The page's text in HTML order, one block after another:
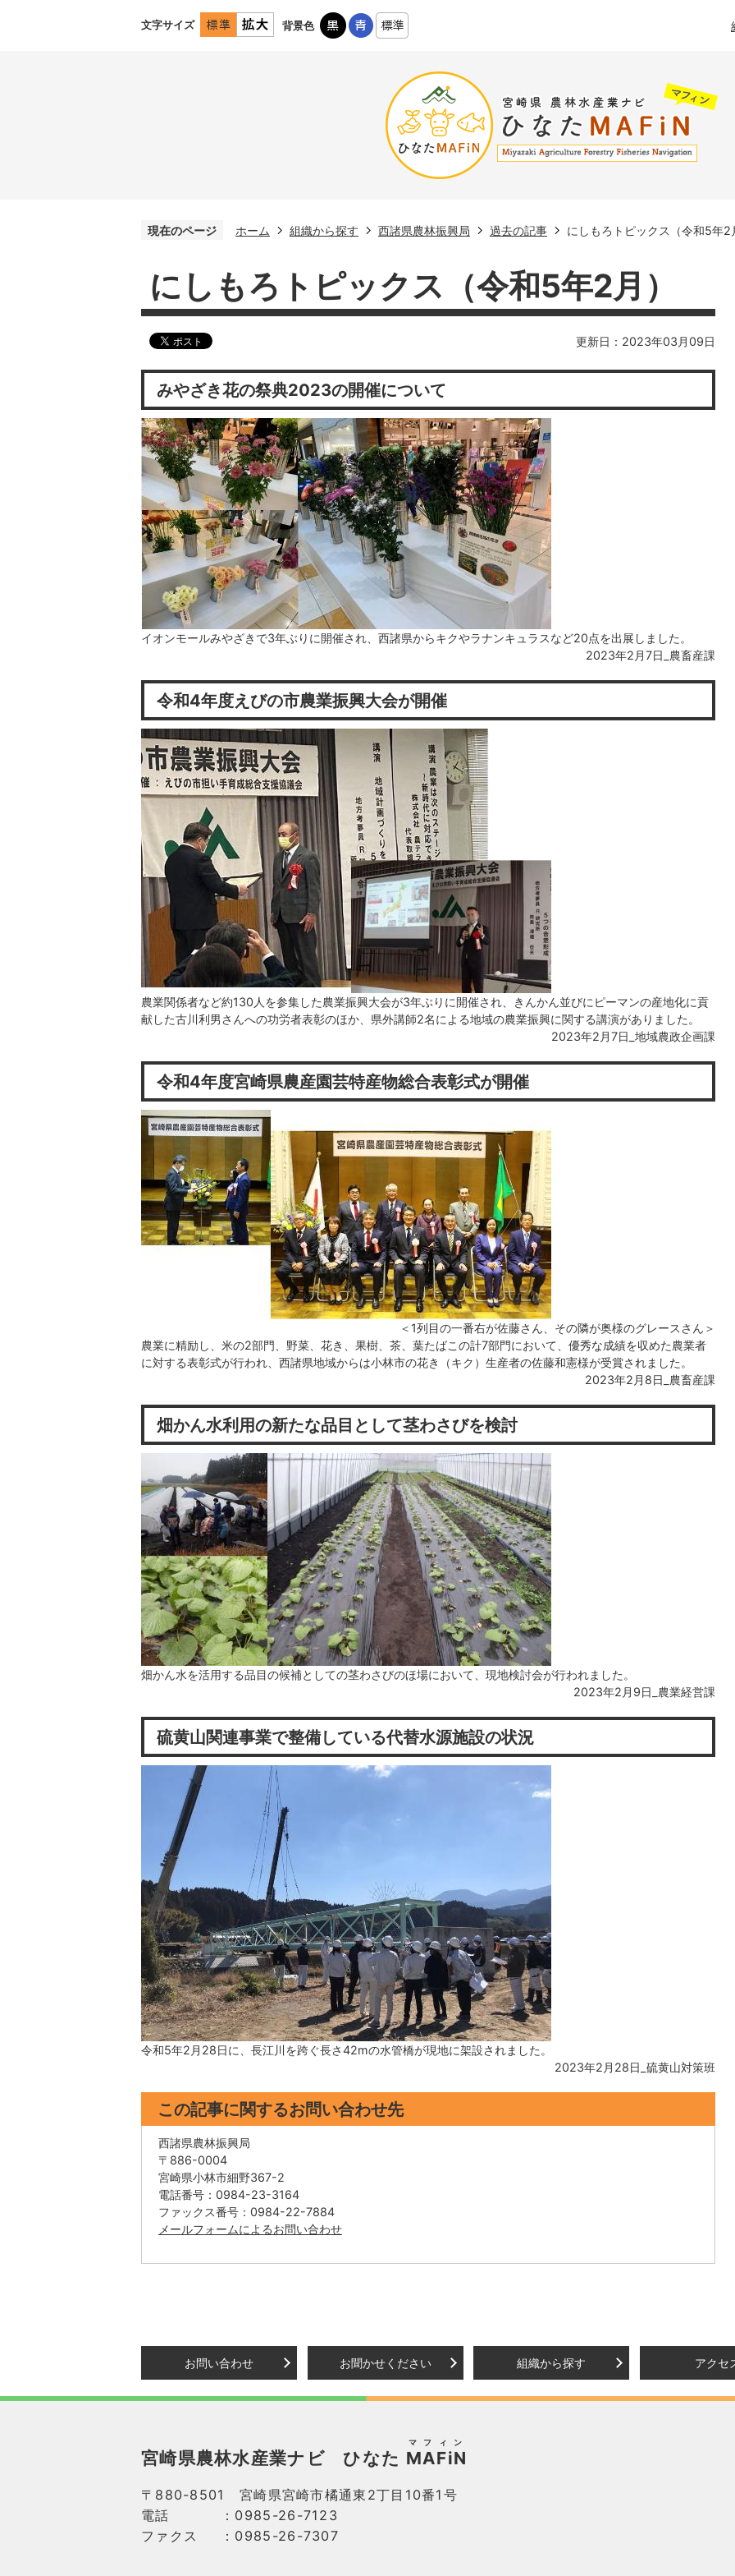
文字サイズ 背景色
現在のページ ホーム 組織から探す 西諸県農林振興局 過去の記事 にしもろトピックス（令和5年2
にしもろトピックス（令和5年2月）
更新日：2023年03月09日
みやざき花の祭典2023の開催について
イオンモールみやざきで3年ぶりに開催され、西諸県からキクやラナンキュラスなど20点を出展しました。
2023年2月7日_農畜産課
令和4年度えびの市農業振興大会が開催
農業関係者など約130人を参集した農業振興大会が3年ぶりに開催され、きんかん並びにピーマンの産地化に貢
献した古川利男さんへの功労者表彰のほか、県外講師2名による地域の農業振興に関する講演がありました。
2023年2月7日_地域農政企画課
令和4年度宮崎県農産園芸特産物総合表彰式が開催
＜1列目の一番右が佐藤さん、その隣が奥様のグレースさん＞
農業に精励し、米の2部門、野菜、花き、果樹、茶、葉たばこの計7部門において、優秀な成績を収めた農業者
に対する表彰式が行われ、西諸県地域からは小林市の花き（キク）生産者の佐藤和憲様が受賞されました。
2023年2月8日_農畜産課
畑かん水利用の新たな品目として茎わさびを検討
畑かん水を活用する品目の候補としての茎わさびのほ場において、現地検討会が行われました。
2023年2月9日_農業経営課
硫黄山関連事業で整備している代替水源施設の状況
令和5年2月28日に、長江川を跨ぐ長さ42mの水管橋が現地に架設されました。
2023年2月28日_硫黄山対策班
この記事に関するお問い合わせ先
西諸県農林振興局
〒886-0004
宮崎県小林市細野367-2
電話番号：0984-23-3164
ファックス番号：0984-22-7884
メールフォームによるお問い合わせ
お問い合わせ お聞かせください 組織から探す アクセ
宮崎県農林水産業ナビ ひなた MAFiN
マフィン
〒880-8501 宮崎県宮崎市橘通東2丁目10番1号
電話
：0985-26-7123
ファクス
：0985-26-7307